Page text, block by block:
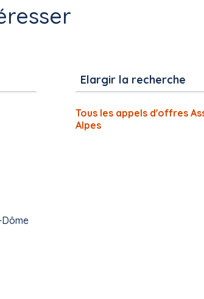
Elargir la recherche
Tous les appels d'offres
Alpes